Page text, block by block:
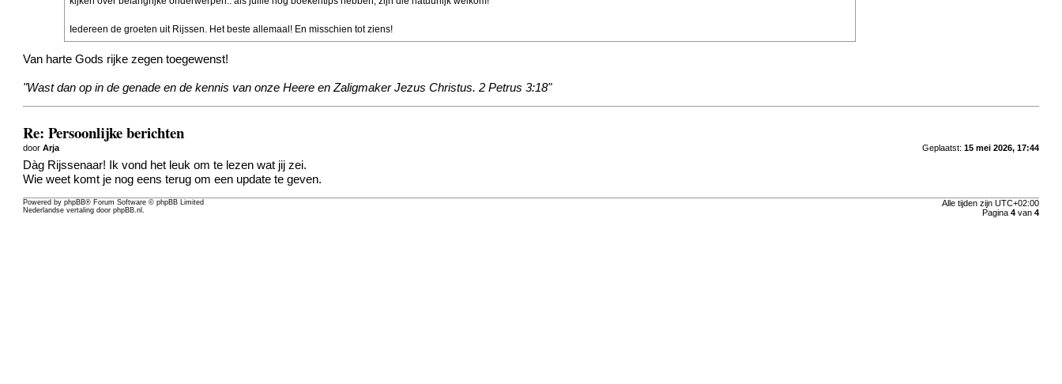
Iedereen de groeten uit Rijssen. Het beste allemaal! En misschien tot ziens!
Van harte Gods rijke zegen toegewenst!
"Wast dan op in de genade en de kennis van onze Heere en Zaligmaker Jezus Christus. 2 Petrus 3:18"
Re: Persoonlijke berichten
Geplaatst: 15 mei 2026, 17:44
doorArja
Dàg Rijssenaar! Ik vond het leuk om te lezen wat jij zei.
Wie weet komt je nog eens terug om een update te geven.
Alle tijden zijn UTC+02:00
Pagina 4van 4
Powered byphpBB® Forum Software © phpBB Limited
Nederlandse vertaling doorphpBB.nl.